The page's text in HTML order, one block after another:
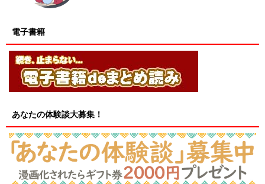
電子書籍
あなたの体験談大募集！